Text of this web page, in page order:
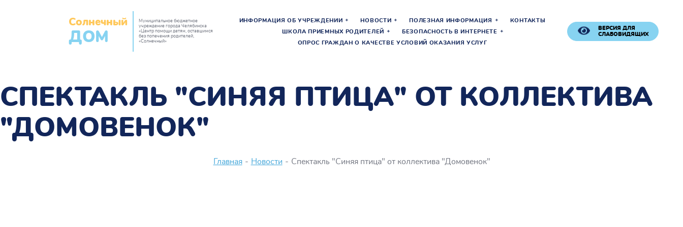
Солнечный
ДОМ
Муниципальное бюджетное
учреждение города Челябинска
«Центр помощи детям, оставшимся
без попечения родителей,
«Солнечный»
ИНФОРМАЦИЯ ОБ УЧРЕЖДЕНИИ НОВОСТИ ПОЛЕЗНАЯ ИНФОРМАЦИЯ КОНТАКТЫ
ШКОЛА ПРИЕМНЫХ РОДИТЕЛЕЙ БЕЗОПАСНОСТЬ В ИНТЕРНЕТЕ
ОПРОС ГРАЖДАН О КАЧЕСТВЕ УСЛОВИЙ ОКАЗАНИЯ УСЛУГ
ВЕРСИЯ ДЛЯ
СЛАБОВИДЯЩИХ
СПЕКТАКЛЬ "СИНЯЯ ПТИЦА" ОТ КОЛЛЕКТИВА
"ДОМОВЕНОК"
Главная - Новости - Спектакль "Синяя птица" от коллектива "Домовенок"